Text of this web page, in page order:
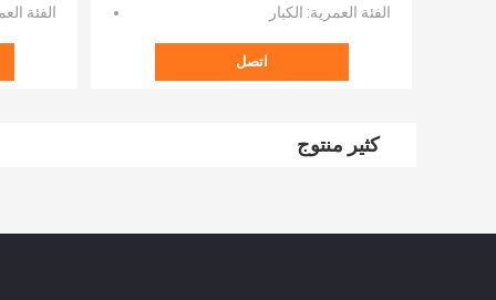
الفئة
الفئة العمرية: الكبار
اتصل
كثير منتوج